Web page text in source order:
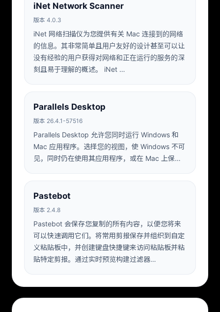
iNet Network Scanner
版本 4.0.3
iNet 网络扫描仪为您提供有关 Mac 连接到的网络
的信息。其非常简单且用户友好的设计甚至可以让
没有经验的用户获得对网络和正在运行的服务的深
刻且易于理解的概述。 iNet …
Parallels Desktop
版本 26.4.1-57516
Parallels Desktop 允许您同时运行 Windows 和
Mac 应用程序。选择您的视图，使 Windows 不可
见，同时仍在使用其应用程序，或在 Mac 上保…
Pastebot
版本 2.4.8
Pastebot 会保存您复制的所有内容，以便您将来
可以快速调用它们。将常用剪报保存并组织到自定
义粘贴板中，并创建键盘快捷键来访问粘贴板并粘
贴特定剪报。通过实时预览构建过滤器…